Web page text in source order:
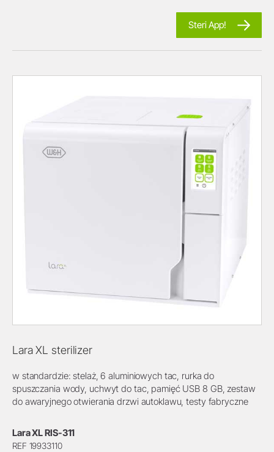
Steri App!
Lara XL sterilizer
w standardzie: stelaż, 6 aluminiowych tac, rurka do
spuszczania wody, uchwyt do tac, pamięć USB 8 GB, zestaw
do awaryjnego otwierania drzwi autoklawu, testy fabryczne
Lara XL RIS-311
REF 19933110